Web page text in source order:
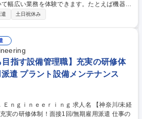
幅広い業務を体験できます。たとえば機器の
ス、制御室での運転監視、管理などの保守・
充実のサポートで習得可能！例)電気工事
取扱者、ボイラー技士 etc. 2：将来性◎＝プ
要不可欠で、専門技術を磨けば長く活躍可能
事（あなたの仕事がみんなの生活を支えま
/未経験から目指す
！面接1回/無期雇用派遣
土日祝休み
目指す設備管理職】充実の研修体
遣 プラント設備メンテナンス
ｅｅｒｉｎｇ 求人名 【神奈川/未経
の研修体制！面接1回/無期雇用派遣 仕事の